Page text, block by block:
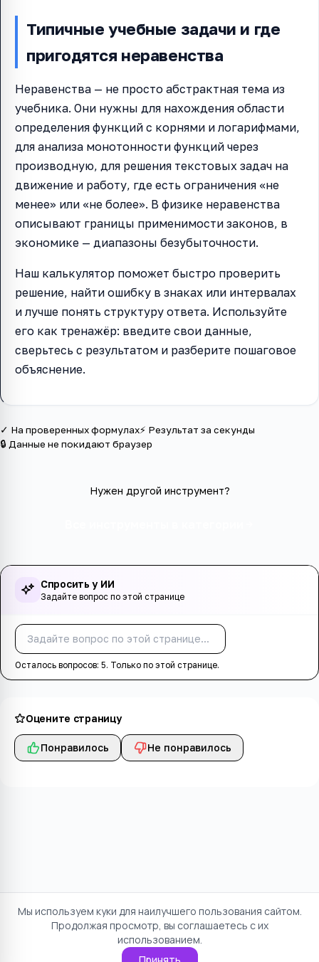
Типичные учебные задачи и где
пригодятся неравенства
Неравенства — не просто абстрактная тема из
учебника. Они нужны для нахождения области
определения функций с корнями и логарифмами,
для анализа монотонности функций через
производную, для решения текстовых задач на
движение и работу, где есть ограничения «не
менее» или «не более». В физике неравенства
описывают границы применимости законов, в
экономике — диапазоны безубыточности.
Наш калькулятор поможет быстро проверить
решение, найти ошибку в знаках или интервалах
и лучше понять структуру ответа. Используйте
его как тренажёр: введите свои данные,
сверьтесь с результатом и разберите пошаговое
объяснение.
✓ На проверенных формулах⚡ Результат за секунды
🔒 Данные не покидают браузер
Нужен другой инструмент?
Спросить у ИИ
Задайте вопрос по этой странице
Осталось вопросов: 5. Только по этой странице.
Оцените страницу
Понравилось Не понравилось
Мы используем куки для наилучшего пользования сайтом.
Продолжая просмотр, вы соглашаетесь с их
использованием.